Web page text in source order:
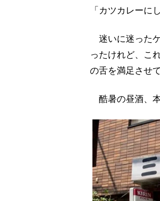
「カツカレーに
迷いに迷った
ったけれど、こ
の舌を満足させ
酷暑の昼酒、